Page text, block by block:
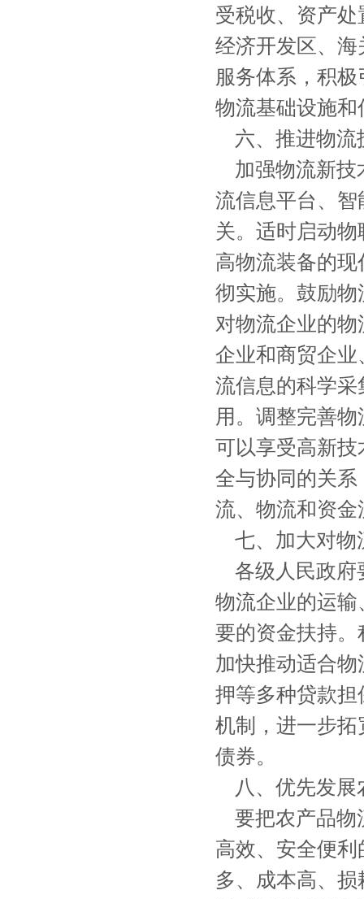
受税收、资产
经济开发区、
服务体系，积
物流基础设施
六、推进物流
加强物流新技
流信息平台、
关。适时启动
高物流装备的
彻实施。鼓励
对物流企业的
企业和商贸企
流信息的科学
用。调整完善
可以享受高新
全与协同的关
流、物流和资
七、加大对物
各级人民政府
物流企业的运
要的资金扶持
加快推动适合
押等多种贷款
机制，进一步
债券。
八、优先发展
要把农产品物
高效、安全便
多、成本高、损